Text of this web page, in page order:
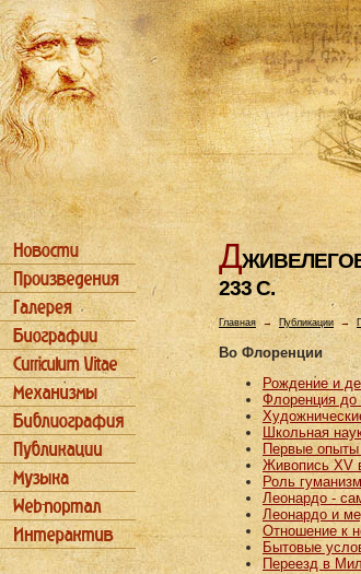
Д
233 С.
Главная→ Публикации →
Во Флоренции
Рождение и
Флоренция до
Школьная
Первые
Живопись XV
Роль
Леонардо -
Леонардо и
Отношение к
Бытовые
Переезд в